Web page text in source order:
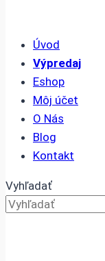
Úvod
Výpredaj
Eshop
Môj účet
O Nás
Blog
Kontakt
Vyhľadať